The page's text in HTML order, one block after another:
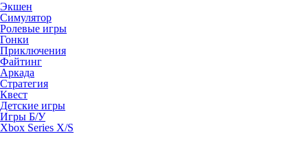
Экшен
Симулятор
Ролевые игры
Гонки
Приключения
Файтинг
Аркада
Стратегия
Квест
Детские игры
Игры Б/У
Xbox Series X/S